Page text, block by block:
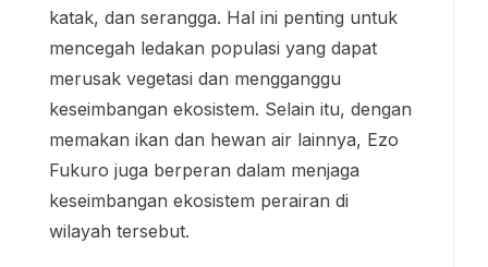
katak, dan serangga. Hal ini penting untuk
mencegah ledakan populasi yang dapat
merusak vegetasi dan mengganggu
keseimbangan ekosistem. Selain itu, dengan
memakan ikan dan hewan air lainnya, Ezo
Fukuro juga berperan dalam menjaga
keseimbangan ekosistem perairan di
wilayah tersebut.